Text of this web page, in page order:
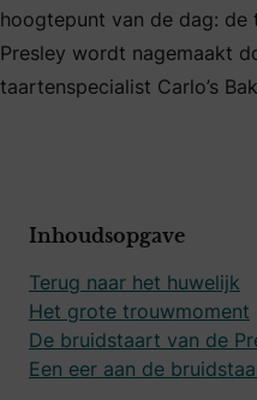
hoogtepunt van de dag: de
Presley wordt nagemaakt
taartenspecialist Carlo’s
Inhoudsopgave
Terug naar het huwelijk
Het grote trouwmoment
De bruidstaart van de
Een eer aan de